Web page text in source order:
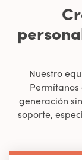
Nuestro
generación
soporte,